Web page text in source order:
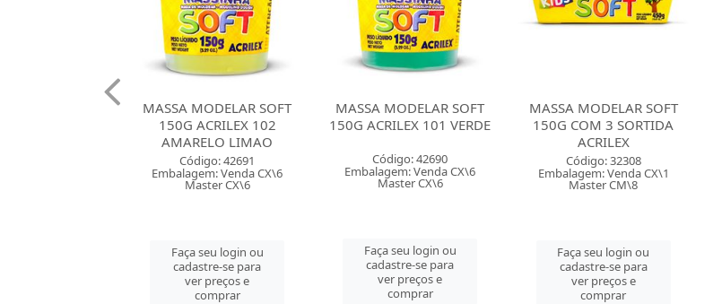
MASSA MODELAR SOFT
150G ACRILEX 101 VERDE
Código: 42690
Embalagem: Venda CX\6
Master CX\6
Faça seu login ou
cadastre-se para
ver preços e
comprar
MASSA MODELAR SOFT
150G COM 3 SORTIDA
Código: 32308
Embalagem: Venda CX\1
Master CM\8
Faça seu login ou
cadastre-se para
ver preços e
comprar
MASSA MODELAR 06
CORES KOALA
Código: 27469
Embalagem: Venda PT\12
Master CM\72
Faça seu login ou
cadastre-se para
ver preços e
comprar